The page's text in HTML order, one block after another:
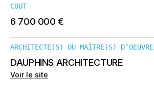
COUT
6 700 000 €
ARCHITECTE(S) OU MAÎTRE(S) D’OEUVRE
DAUPHINS ARCHITECTURE
Voir le site